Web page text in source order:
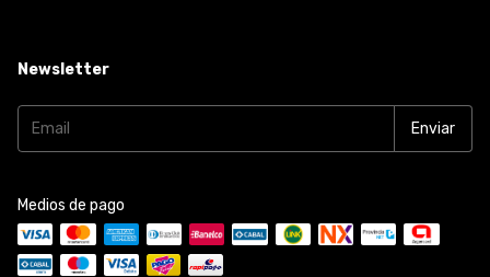
Newsletter
Medios de pago